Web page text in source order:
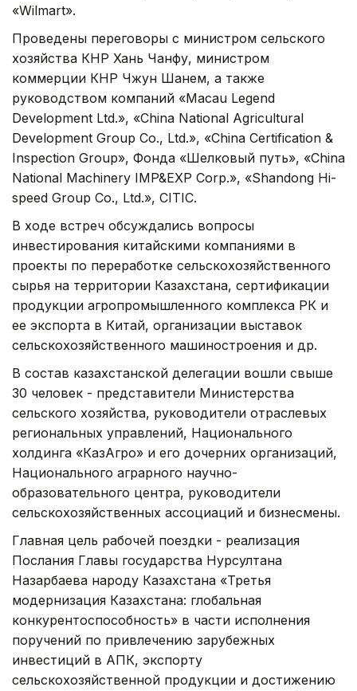
«Wilmart».
Проведены переговоры с министром сельского
хозяйства КНР Хань Чанфу, министром
коммерции КНР Чжун Шанем, а также
руководством компаний «Macau Legend
Development Ltd.», «China National Agricultural
Development Group Co., Ltd.», «China Certification &
Inspection Group», Фонда «Шелковый путь», «China
National Machinery IMP&EXP Corp.», «Shandong Hi-
speed Group Co., Ltd.», CITIC.
В ходе встреч обсуждались вопросы
инвестирования китайскими компаниями в
проекты по переработке сельскохозяйственного
сырья на территории Казахстана, сертификации
продукции агропромышленного комплекса РК и
ее экспорта в Китай, организации выставок
сельскохозяйственного машиностроения и др.
В состав казахстанской делегации вошли свыше
30 человек - представители Министерства
сельского хозяйства, руководители отраслевых
региональных управлений, Национального
холдинга «КазАгро» и его дочерних организаций,
Национального аграрного научно-
образовательного центра, руководители
сельскохозяйственных ассоциаций и бизнесмены.
Главная цель рабочей поездки - реализация
Послания Главы государства Нурсултана
Назарбаева народу Казахстана «Третья
модернизация Казахстана: глобальная
конкурентоспособность» в части исполнения
поручений по привлечению зарубежных
инвестиций в АПК, экспорту
сельскохозяйственной продукции и достижению